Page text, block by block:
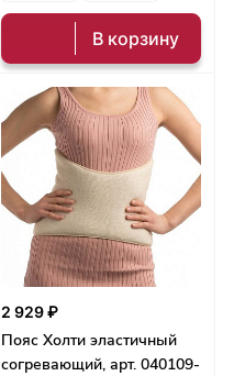
В корзину
2 929 ₽
Пояс Холти эластичный
согревающий, арт. 040109-